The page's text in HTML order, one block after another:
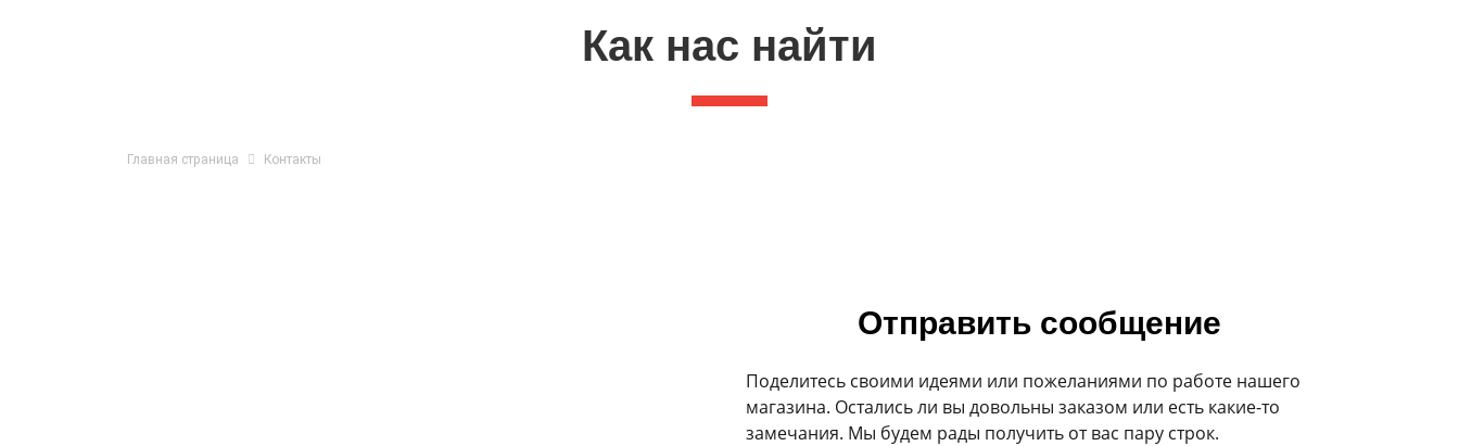
Как нас найти
Главная страница Контакты
Отправить сообщение
Поделитесь своими идеями или пожеланиями по работе нашего
магазина. Остались ли вы довольны заказом или есть какие-то
замечания. Мы будем рады получить от вас пару строк.